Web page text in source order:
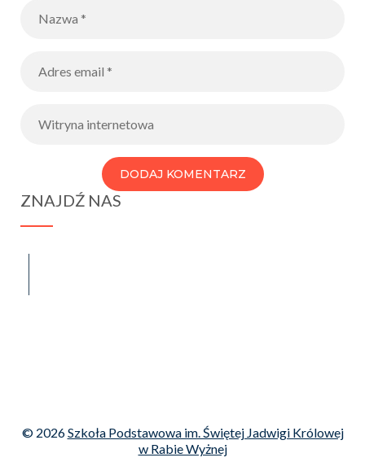
ZNAJDŹ NAS
© 2026Szkoła Podstawowa im. Świętej Jadwigi Królowej
w Rabie Wyżnej